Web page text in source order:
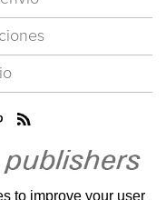
to improve your user